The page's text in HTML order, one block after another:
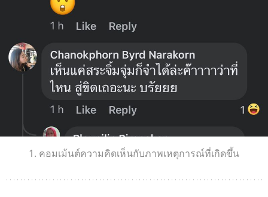
1. คอมเม้นต์ความคิดเห็นกับภาพเหตุการณ์ที่เกิดขึ้น